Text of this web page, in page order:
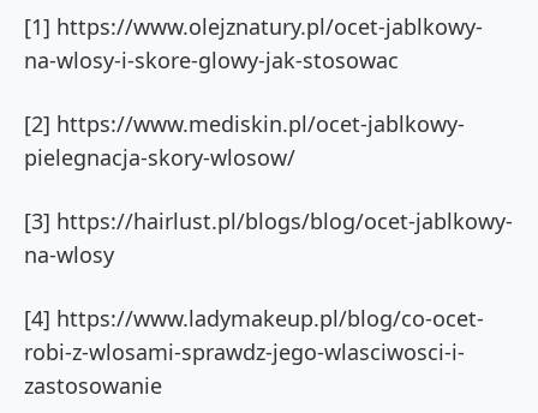
[1] https://www.olejznatury.pl/ocet-jablkowy-
na-wlosy-i-skore-glowy-jak-stosowac
[2] https://www.mediskin.pl/ocet-jablkowy-
pielegnacja-skory-wlosow/
[3] https://hairlust.pl/blogs/blog/ocet-jablkowy-
na-wlosy
[4] https://www.ladymakeup.pl/blog/co-ocet-
robi-z-wlosami-sprawdz-jego-wlasciwosci-i-
zastosowanie